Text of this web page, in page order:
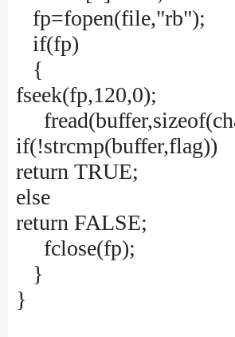
fp=fopen(file,"rb");
if(fp)
{
fseek(fp,120,0);
if(!strcmp(buffer,flag))
return TRUE;
else
return FALSE;
fclose(fp);
}
}